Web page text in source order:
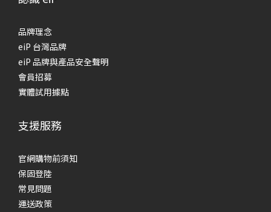
品牌理念
eiP 台灣品牌
eiP 品牌與產品安全聲明
會員招募
實體試用據點
支援服務
官網購物前須知
保固登陸
常見問題
運送政策